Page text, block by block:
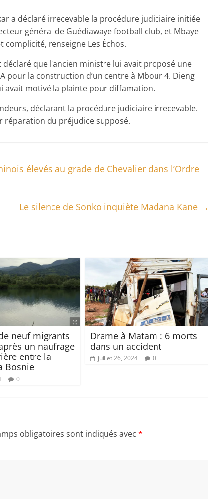
a déclaré irrecevable la procédure judiciaire initiée
général de Guédiawaye football club, et Mbaye
renseigne Les Échos.
que l’ancien ministre lui avait proposé une
pour la construction d’un centre à Mbour 4. Dieng
avait motivé la plainte pour diffamation.
déclarant la procédure judiciaire irrecevable.
réparation du préjudice supposé.
élevés au grade de Chevalier dans l’Ordre
Le silence de Sonko inquiète Madana Kane →
neuf migrants
un naufrage
entre la
Bosnie
0
Drame à Matam : 6 morts
dans un accident
juillet 26, 2024 0
obligatoires sont indiqués avec *